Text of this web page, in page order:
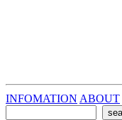
INFOMATION ABOUT